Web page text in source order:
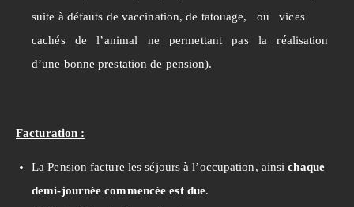
suite à défauts de vaccination, de tatouage, ou vices
cachés de l’animal ne permettant pas la réalisation
d’une bonne prestation de pension).
Facturation :
La Pension facture les séjours à l’occupation, ainsichaque
demi-journée commencée est due.